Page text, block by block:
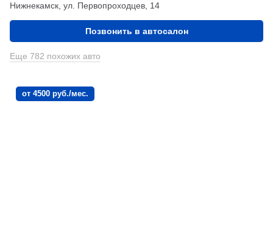
Нижнекамск, ул. Первопроходцев, 14
Позвонить в автосалон
Еще 782 похожих авто
от 4500 руб./мес.